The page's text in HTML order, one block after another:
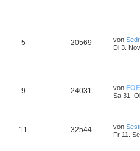
5 20569 von
Di 3.
9 24031 von FOE
Sa 31.
11 32544 von
Fr 11.